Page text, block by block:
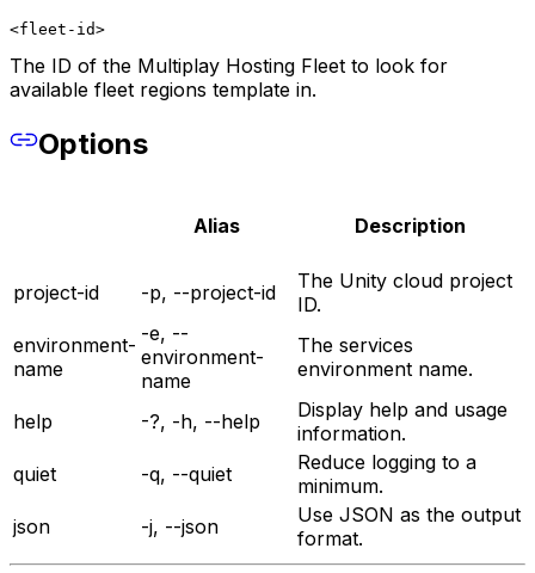
<fleet-id>
The ID of the Multiplay Hosting Fleet to look for
available fleet regions template in.
Options
Alias Description
project-id -p, --project-id
The Unity cloud project
ID.
environment-
name
-e, --
environment-
name
The services
environment name.
help -?, -h, --help
Display help and usage
information.
quiet
-q, --quiet
Reduce logging to a
minimum.
json
-j, --json
Use JSON as the output
format.